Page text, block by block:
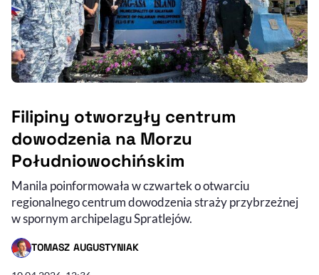
Filipiny otworzyły centrum
dowodzenia na Morzu
Południowochińskim
Manila poinformowała w czwartek o otwarciu
regionalnego centrum dowodzenia straży przybrzeżnej
w spornym archipelagu Spratlejów.
TOMASZ AUGUSTYNIAK
- AUTOR ARTYKUŁU - PROFIL